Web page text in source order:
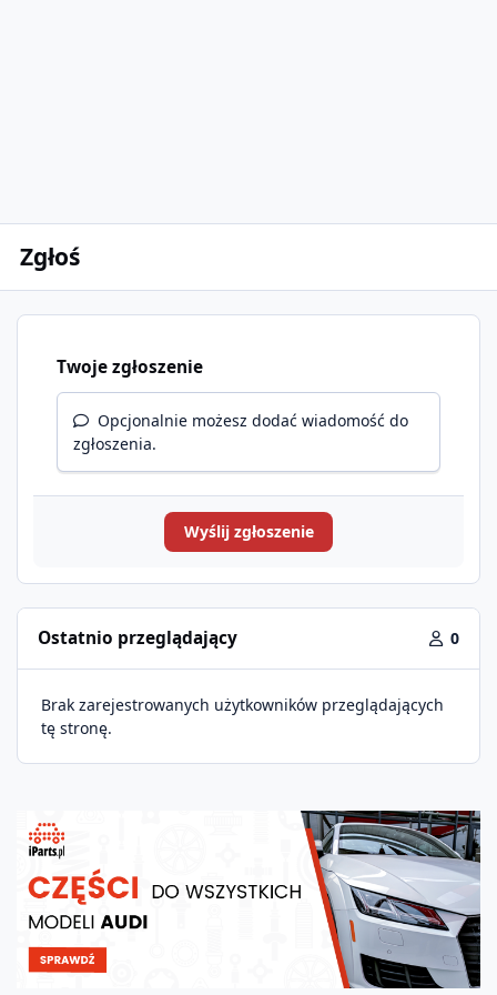
Zgłoś
Twoje zgłoszenie
Opcjonalnie możesz dodać wiadomość do
zgłoszenia.
Wyślij zgłoszenie
Ostatnio przeglądający 0
Brak zarejestrowanych użytkowników przeglądających
tę stronę.